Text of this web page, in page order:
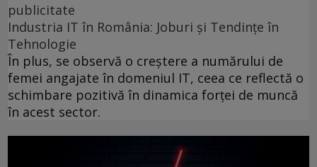
publicitate
Industria IT în România: Joburi și Tendințe în
Tehnologie
În plus, se observă o creștere a numărului de
femei angajate în domeniul IT, ceea ce reflectă o
schimbare pozitivă în dinamica forței de muncă
în acest sector.